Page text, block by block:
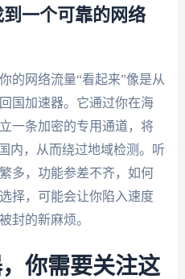
一个可靠的网络
的网络流量“看起来”像是从
国加速器。它通过你在海
一条加密的专用通道，将
内，从而绕过地域检测。听
多，功能参差不齐，如何
择，可能会让你陷入速度
封的新麻烦。
你需要关注这